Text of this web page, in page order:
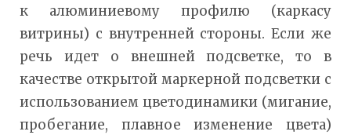
к алюминиевому профилю (каркасу
витрины) с внутренней стороны. Если же
речь идет о внешней подсветке, то в
качестве открытой маркерной подсветки с
использованием цветодинамики (мигание,
пробегание, плавное изменение цвета)